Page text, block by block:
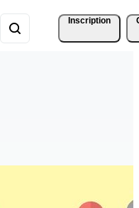
Inscription